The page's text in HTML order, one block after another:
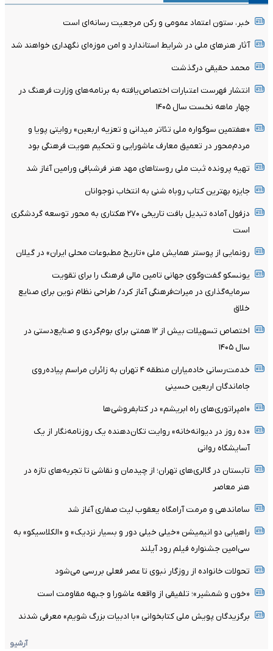
خبر، ستون اعتماد عمومی و رکن مرجعیت رسانه‌ای است
آثار هنرهای ملی در شرایط استاندارد و امن موزه‌ای نگهداری خواهند شد
محمد حقیقی درگذشت
انتشار فهرست اعتبارات اختصاص‌یافته به برنامه‌های وزارت فرهنگ در
چهار ماهه نخست سال ۱۴۰۵
«هفتمین سوگواره ملی تئاتر میدانی و تعزیه اربعین» روایتی پویا و
مردم‌محور در تعمیق معارف عاشورایی و تحکیم هویت فرهنگی بود
تهیه پرونده ثبت ملی روستاهای مهد هنر فرشبافی ورامین آغاز شد
جایزه بهترین کتاب روباه شنی به انتخاب نوجوانان
دزفول آماده تبدیل بافت تاریخی ۲۷۰ هکتاری به محور توسعه گردشگری
است
رونمایی از پوستر همایش ملی «تاریخ مطبوعات محلی ایران» در گیلان
یونسکو گفت‌وگوی جهانی تامین مالی فرهنگ را برای تقویت
سرمایه‌گذاری در میراث‌فرهنگی آغاز کرد/ طراحی نظام نوین برای صنایع
خلاق
اختصاص تسهیلات بیش از ۱۲ همتی برای بوم‌گردی و صنایع‌دستی در
سال ۱۴۰۵
خدمت‌رسانی خادمیاران منطقه ۴ تهران به زائران مراسم پیاده‌روی
جاماندگان اربعین حسینی
«امپراتوری‌های راه ابریشم» در کتابفروشی‌ها
«ده روز در دیوانه‌خانه» روایت تکان‌دهنده یک روزنامه‌نگار از یک
آسایشگاه روانی
تابستان در گالری‌های تهران؛ از چیدمان و نقاشی تا تجربه‌های تازه در
هنر معاصر
ساماندهی و مرمت آرامگاه یعقوب لیث صفاری آغاز شد
راهیابی دو انیمیشن «خیلی خیلی دور و بسیار نزدیک» و «الکلاسیکو» به
سی‌امین جشنواره فیلم رود آیلند
تحولات خانواده از روزگار نبوی تا عصر فعلی بررسی می‌شود
«خون و شمشیر»؛ تلفیقی از واقعه عاشورا و جبهه مقاومت است
برگزیدگان پویش ملی کتابخوانی «با ادبیات بزرگ شویم» معرفی شدند
آرشیو